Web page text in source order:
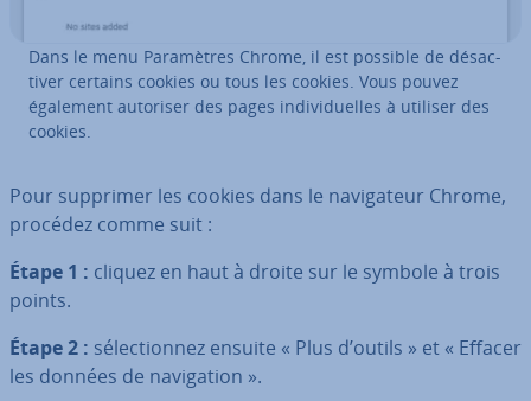
Dans le menu Pa­ra­mètres Chrome, il est possible de dé­sac­
ti­ver certains cookies ou tous les cookies. Vous pouvez
également autoriser des pages in­di­vi­duelles à utiliser des
cookies.
Pour supprimer les cookies dans le na­vi­ga­teur Chrome,
procédez comme suit :
Étape 1 : cliquez en haut à droite sur le symbole à trois
points.
Étape 2 : sé­lec­tion­nez ensuite « Plus d’outils » et « Effacer
les données de na­vi­ga­tion ».